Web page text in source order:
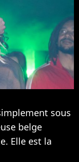
sous
belge
Elle est la